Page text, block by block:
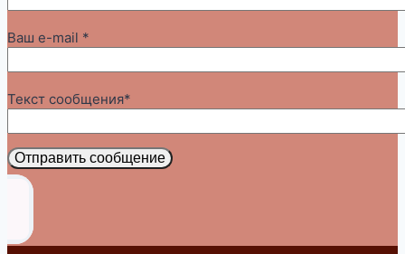
Ваш e-mail *
Текст сообщения*
Отправить сообщение